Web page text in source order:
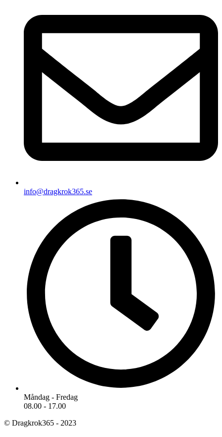
info@dragkrok365.se
Måndag - Fredag
08.00 - 17.00
© Dragkrok365 - 2023